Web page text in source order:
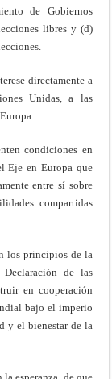
de Gobiernos
libres y (d)
directamente a
Unidas, a las
condiciones en
Eje en Europa que
entre sí sobre
compartidas
los principios de la
de las
en cooperación
bajo el imperio
y el bienestar de la